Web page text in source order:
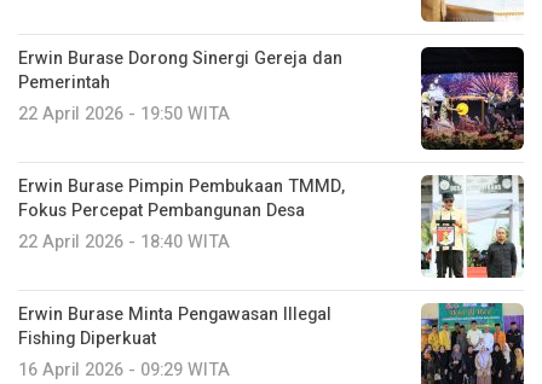
Erwin Burase Dorong Sinergi Gereja dan
Pemerintah
22 April 2026 - 19:50 WITA
Erwin Burase Pimpin Pembukaan TMMD,
Fokus Percepat Pembangunan Desa
22 April 2026 - 18:40 WITA
Erwin Burase Minta Pengawasan Illegal
Fishing Diperkuat
16 April 2026 - 09:29 WITA